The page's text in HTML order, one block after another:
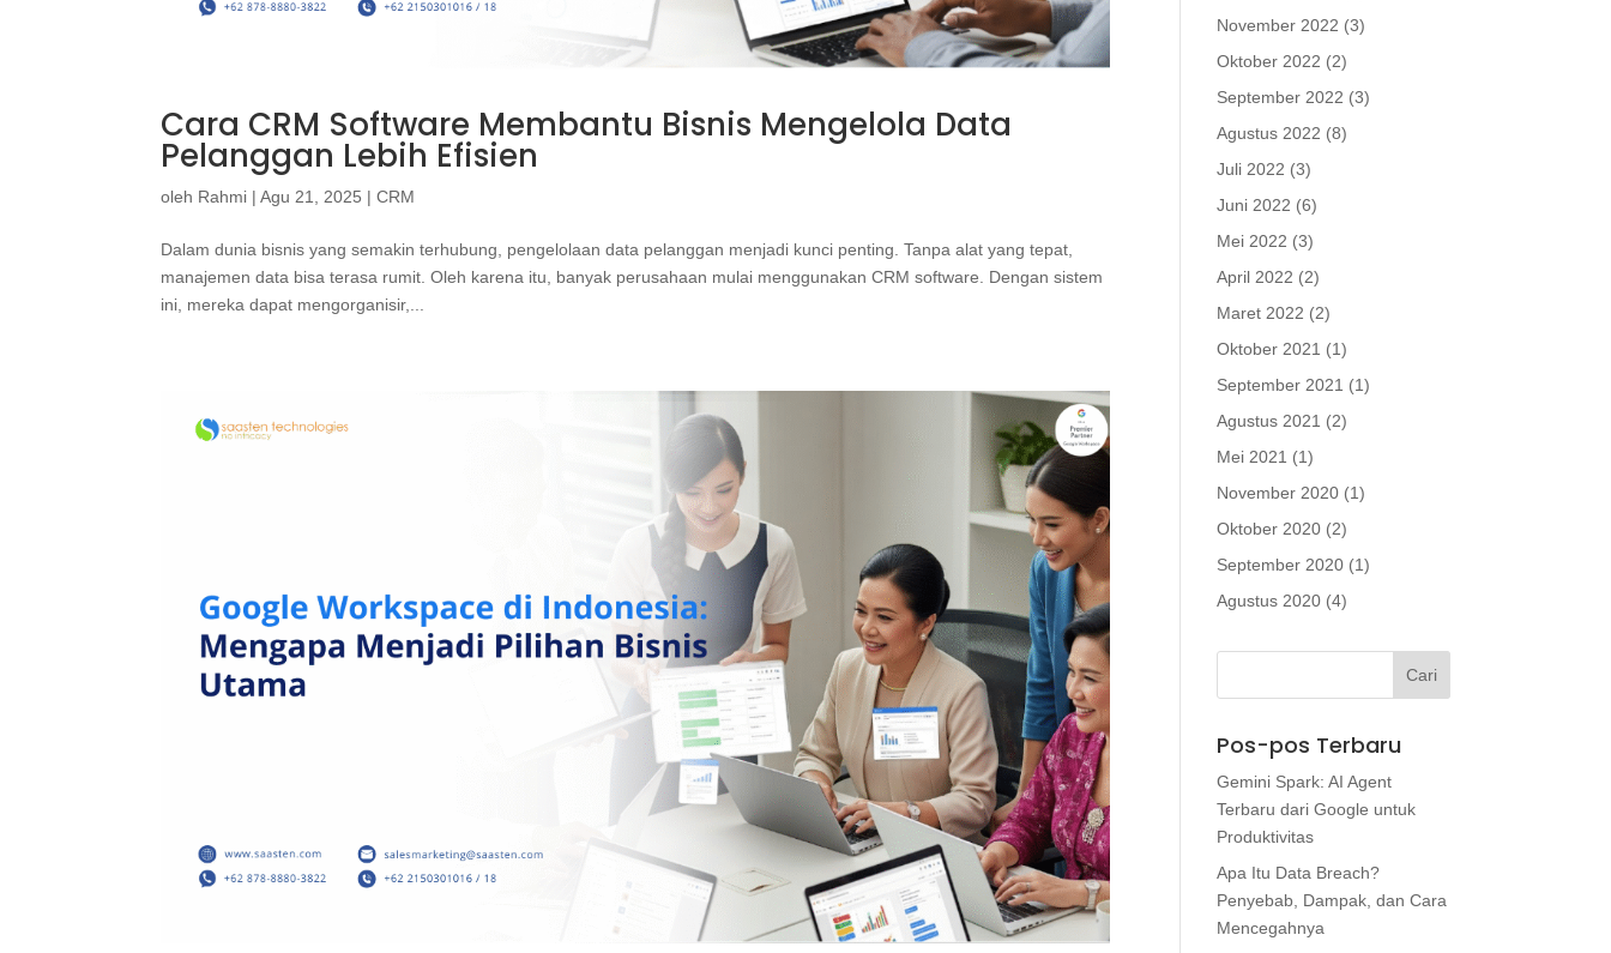
Cara CRM Software Membantu Bisnis Mengelola Data
Pelanggan Lebih Efisien
oleh Rahmi |Agu 21, 2025 |CRM
Dalam dunia bisnis yang semakin terhubung, pengelolaan data pelanggan menjadi kunci penting. Tanpa alat yang tepat,
manajemen data bisa terasa rumit. Oleh karena itu, banyak perusahaan mulai menggunakan CRM software. Dengan sistem
ini, mereka dapat mengorganisir,...
November 2022 (3)
Oktober 2022 (2)
September 2022 (3)
Agustus 2022 (8)
Juli 2022 (3)
Juni 2022 (6)
Mei 2022 (3)
April 2022 (2)
Maret 2022 (2)
Oktober 2021 (1)
September 2021 (1)
Agustus 2021 (2)
Mei 2021 (1)
November 2020 (1)
Oktober 2020 (2)
September 2020 (1)
Agustus 2020 (4)
Pos-pos Terbaru
Gemini Spark: AI Agent
Terbaru dari Google untuk
Produktivitas
Apa Itu Data Breach?
Penyebab, Dampak, dan Cara
Mencegahnya